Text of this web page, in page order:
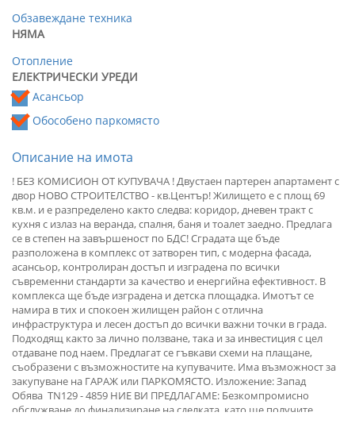
Обзавеждане техника
НЯМА
Отопление
ЕЛЕКТРИЧЕСКИ УРЕДИ
Асансьор
Обособено паркомясто
Описание на имота
! БЕЗ КОМИСИОН ОТ КУПУВАЧА ! Двустаен партерен апартамент с
двор НОВО СТРОИТЕЛСТВО - кв.Център! Жилището е с площ 69
кв.м. и е разпределено както следва: коридор, дневен тракт с
кухня с излаз на веранда, спалня, баня и тоалет заедно. Предлага
се в степен на завършеност по БДС! Сградата ще бъде
разположена в комплекс от затворен тип, с модерна фасада,
асансьор, контролиран достъп и изградена по всички
съвременни стандарти за качество и енергийна ефективност. В
комплекса ще бъде изградена и детска площадка. Имотът се
намира в тих и спокоен жилищен район с отлична
инфраструктура и лесен достъп до всички важни точки в града.
Подходящ както за лично ползване, така и за инвестиция с цел
отдаване под наем. Предлагат се гъвкави схеми на плащане,
съобразени с възможностите на купувачите. Има възможност за
закупуване на ГАРАЖ или ПАРКОМЯСТО. Изложение: Запад
Обява TN129 - 4859 НИЕ ВИ ПРЕДЛАГАМЕ: Безкомпромисно
обслужване до финализиране на сделката, като ще получите